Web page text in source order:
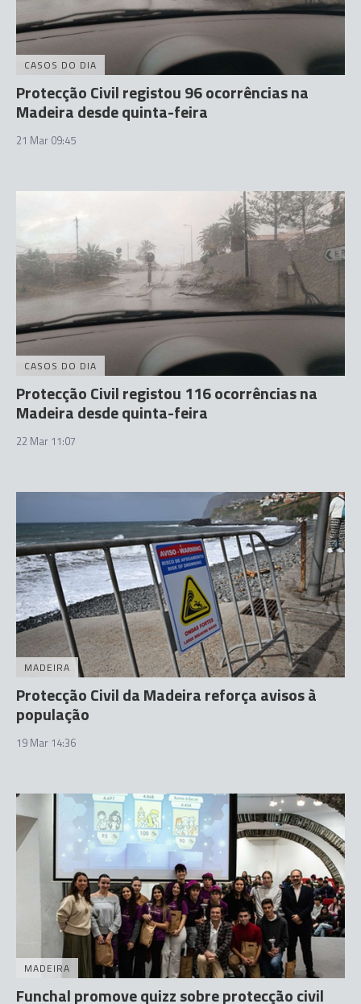
CASOS DO DIA
Protecção Civil registou 96 ocorrências na
Madeira desde quinta-feira
21 Mar 09:45
CASOS DO DIA
Protecção Civil registou 116 ocorrências na
Madeira desde quinta-feira
22 Mar 11:07
MADEIRA
Protecção Civil da Madeira reforça avisos à
população
19 Mar 14:36
MADEIRA
Funchal promove quizz sobre protecção civil